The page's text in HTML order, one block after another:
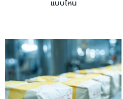
แบบไหน